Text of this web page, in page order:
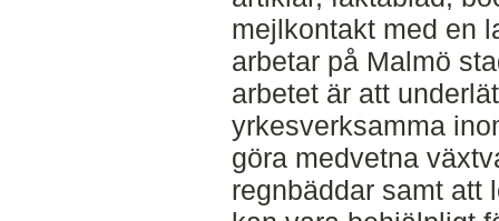
mejlkontakt med en
arbetar på Malmö
arbetet är att
yrkesverksamma
göra medvetna
regnbäddar samt att